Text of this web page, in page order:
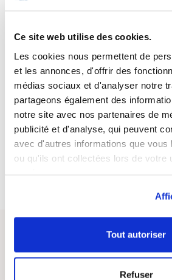
Ce site web utilise des cookies.
Les cookies nous permettent de
et les annonces, d'offrir des
médias sociaux et d'analyser notre
partageons également des
notre site avec nos partenaires de
publicité et d'analyse, qui peuvent
avec d'autres informations que vous
ou qu'ils ont collectées lors de votre
Tout autoriser
Refuser
Réservé à l'adulte.
L'effet bénéfique est
consommation de 1 mg de
coucher.
Millepertuis-Mélisse
Questions / Answers
Posez votre question sur